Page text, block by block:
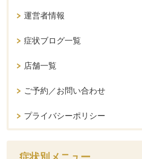
運営者情報
症状ブログ一覧
店舗一覧
ご予約／お問い合わせ
プライバシーポリシー